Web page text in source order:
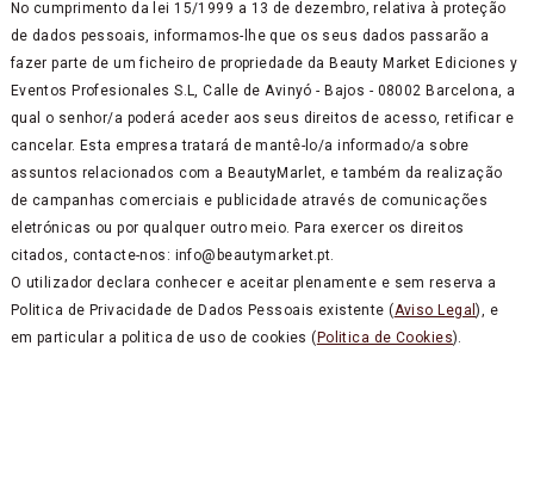
No cumprimento da lei 15/1999 a 13 de dezembro, relativa à proteção
de dados pessoais, informamos-lhe que os seus dados passarão a
fazer parte de um ficheiro de propriedade da Beauty Market Ediciones y
Eventos Profesionales S.L, Calle de Avinyó - Bajos - 08002 Barcelona, a
qual o senhor/a poderá aceder aos seus direitos de acesso, retificar e
cancelar. Esta empresa tratará de mantê-lo/a informado/a sobre
assuntos relacionados com a BeautyMarlet, e também da realização
de campanhas comerciais e publicidade através de comunicações
eletrónicas ou por qualquer outro meio. Para exercer os direitos
citados, contacte-nos: info@beautymarket.pt.
O utilizador declara conhecer e aceitar plenamente e sem reserva a
Politica de Privacidade de Dados Pessoais existente (Aviso Legal), e
em particular a politica de uso de cookies (Politica de Cookies).